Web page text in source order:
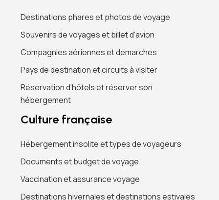
Destinations phares et photos de voyage
Souvenirs de voyages et billet d'avion
Compagnies aériennes et démarches
Pays de destination et circuits à visiter
Réservation d’hôtels et réserver son
hébergement
Culture française
Hébergement insolite et types de voyageurs
Documents et budget de voyage
Vaccination et assurance voyage
Destinations hivernales et destinations estivales